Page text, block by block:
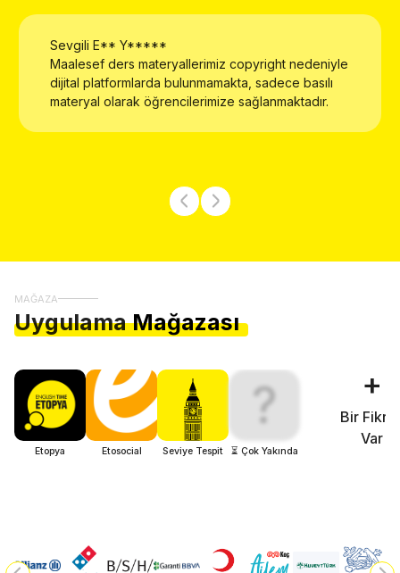
Sevgili E** Y*****
Maalesef ders materyallerimiz copyright nedeniyle
dijital platformlarda bulunmamakta, sadece basılı
materyal olarak öğrencilerimize sağlanmaktadır.
MAĞAZA
Uygulama Mağazası
Etopya Etosocial Seviye Tespit
?
⏳ Çok Yakında
+
Bir
Var